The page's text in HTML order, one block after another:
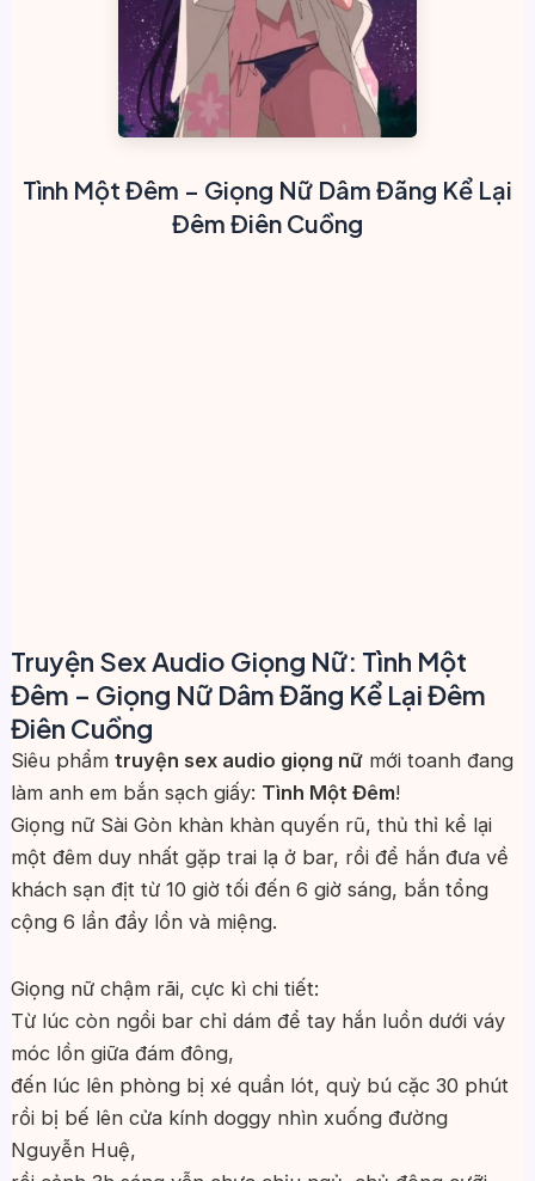
Tình Một Đêm – Giọng Nữ Dâm Đãng Kể Lại
Đêm Điên Cuồng
Truyện Sex Audio Giọng Nữ: Tình Một
Đêm – Giọng Nữ Dâm Đãng Kể Lại Đêm
Điên Cuồng
Siêu phẩm truyện sex audio giọng nữmới toanh đang
làm anh em bắn sạch giấy: Tình Một Đêm!
Giọng nữ Sài Gòn khàn khàn quyến rũ, thủ thỉ kể lại
một đêm duy nhất gặp trai lạ ở bar, rồi để hắn đưa về
khách sạn địt từ 10 giờ tối đến 6 giờ sáng, bắn tổng
cộng 6 lần đầy lồn và miệng.
Giọng nữ chậm rãi, cực kì chi tiết:
Từ lúc còn ngồi bar chỉ dám để tay hắn luồn dưới váy
móc lồn giữa đám đông,
đến lúc lên phòng bị xé quần lót, quỳ bú cặc 30 phút
rồi bị bế lên cửa kính doggy nhìn xuống đường
Nguyễn Huệ,